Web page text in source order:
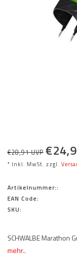
€28,91 UVP
* Inkl. MwSt. zzgl.
Artikelnummer::
EAN Code:
SKU:
SCHWALBE Marathon
mehr..